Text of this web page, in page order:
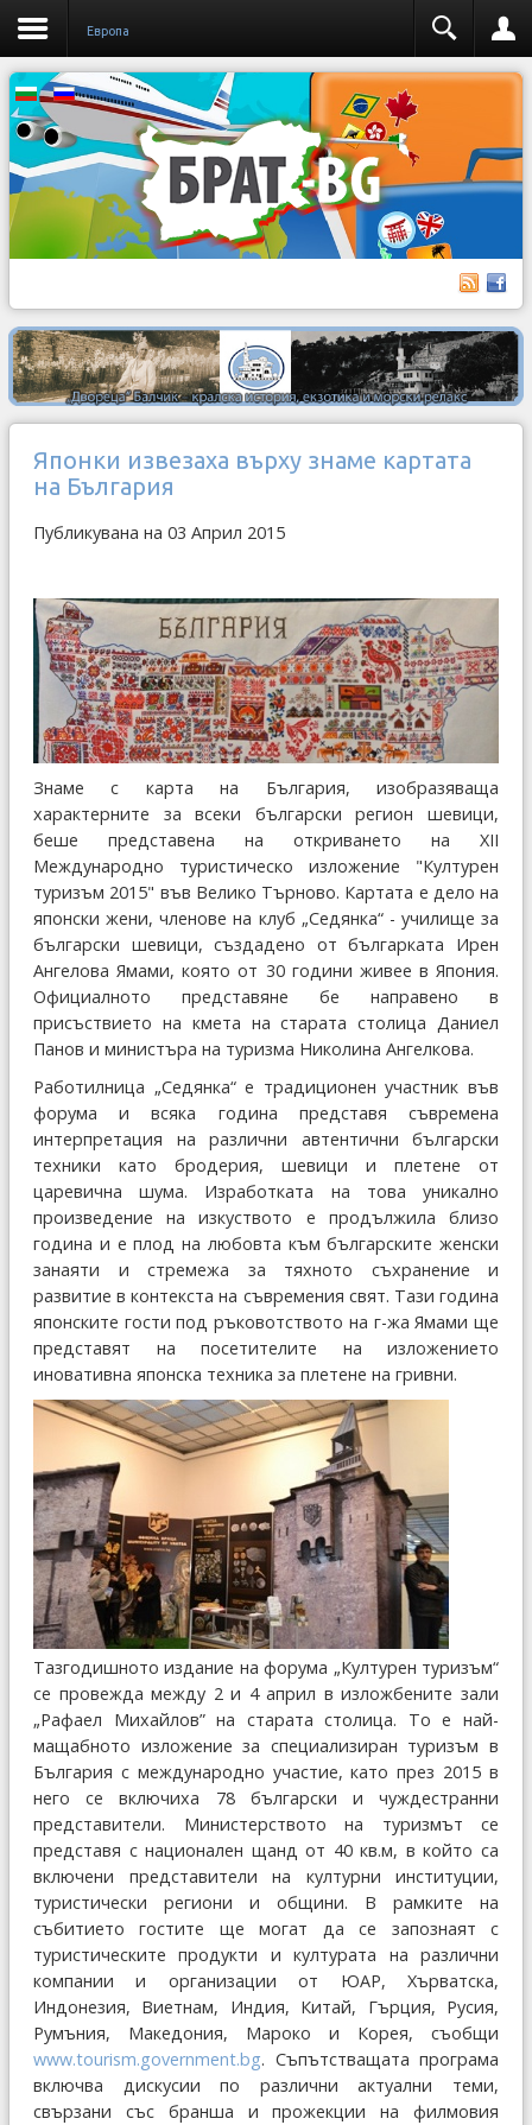
Европа
Японки извезаха върху знаме картата
на България
Публикувана на 03 Април 2015
Знаме с карта на България, изобразяваща
характерните за всеки български регион шевици,
беше представена на откриването на XII
Международно туристическо изложение "Културен
туризъм 2015" във Велико Търново. Картата е дело на
японски жени, членове на клуб „Седянка“ - училище за
български шевици, създадено от българката Ирен
Ангелова Ямами, която от 30 години живее в Япония.
Официалното представяне бе направено в
присъствието на кмета на старата столица Даниел
Панов и министъра на туризма Николина Ангелкова.
Работилница „Седянка“ е традиционен участник във
форума и всяка година представя съвремена
интерпретация на различни автентични български
техники като бродерия, шевици и плетене от
царевична шума. Изработката на това уникално
произведение на изкуството е продължила близо
година и е плод на любовта към българските женски
занаяти и стремежа за тяхното съхранение и
развитие в контекста на съвремения свят. Тази година
японските гости под ръковотството на г-жа Ямами ще
представят на посетителите на изложението
иновативна японска техника за плетене на гривни.
Тазгодишното издание на форума „Културен туризъм“
се провежда между 2 и 4 април в изложбените зали
„Рафаел Михайлов” на старата столица. То е най-
мащабното изложение за специализиран туризъм в
България с международно участие, като през 2015 в
него се включиха 78 български и чуждестранни
представители. Министерството на туризмът се
представя с национален щанд от 40 кв.м, в който са
включени представители на културни институции,
туристически региони и общини. В рамките на
събитието гостите ще могат да се запознаят с
туристическите продукти и културата на различни
компании и организации от ЮАР, Хърватска,
Индонезия, Виетнам, Индия, Китай, Гърция, Русия,
Румъния, Македония, Мароко и Корея, съобщи
www.tourism.government.bg. Съпътстващата програма
включва дискусии по различни актуални теми,
свързани със бранша и прожекции на филмовия